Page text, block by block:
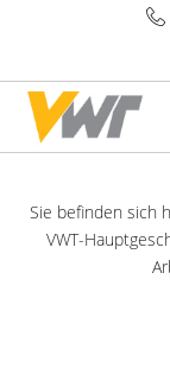
Sie befinden sich
VWT-